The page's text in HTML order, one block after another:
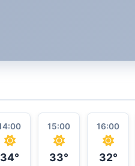
34°
15:00
33°
16:00
32°